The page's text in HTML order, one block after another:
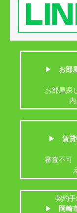
▶
お部
お部屋探
▶
賃貸
審査不可
契約
▶
岡崎